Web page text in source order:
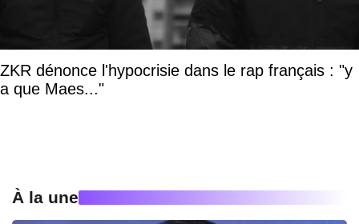
ZKR dénonce l'hypocrisie dans le rap français : "y
a que Maes..."
À la une